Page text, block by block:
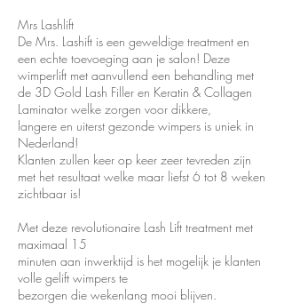
Mrs Lashlift
De Mrs. Lashift is een geweldige treatment en
een echte toevoeging aan je salon! Deze
wimperlift met aanvullend een behandling met
de 3D Gold Lash Filler en Keratin & Collagen
Laminator welke zorgen voor dikkere,
langere en uiterst gezonde wimpers is uniek in
Nederland!
Klanten zullen keer op keer zeer tevreden zijn
met het resultaat welke maar liefst 6 tot 8 weken
zichtbaar is!
Met deze revolutionaire Lash Lift treatment met
maximaal 15
minuten aan inwerktijd is het mogelijk je klanten
volle gelift wimpers te
bezorgen die wekenlang mooi blijven.